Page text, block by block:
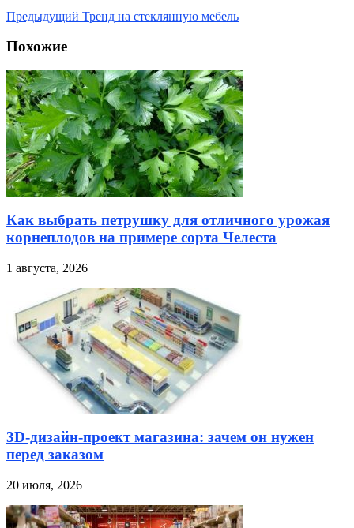
Предыдущий Тренд на стеклянную мебель
Похожие
Как выбрать петрушку для отличного урожая
корнеплодов на примере сорта Челеста
1 августа, 2026
3D-дизайн-проект магазина: зачем он нужен
перед заказом
20 июля, 2026